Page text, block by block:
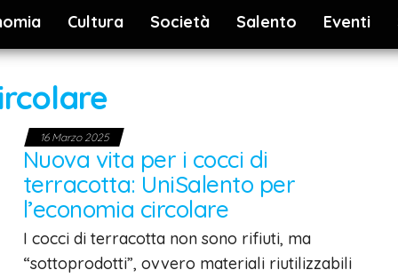
Cultura Società Salento Eventi
16 Marzo 2025
Nuova vita per i cocci di
terracotta: UniSalento per
l’economia circolare
I cocci di terracotta non sono rifiuti, ma
“sottoprodotti”, ovvero materiali riutilizzabili